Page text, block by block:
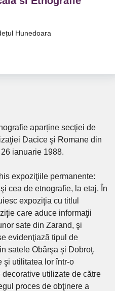
Hunedoara
aparține secţiei de
Dacice şi Romane din
ianuarie 1988.
expoziţiile permanente:
cea de etnografie, la etaj. În
expoziţia cu titlul
care aduce informaţii
sate din Zarand, şi
evidenţiază tipul de
satele Obârşa şi Dobroţ,
şi utilitatea lor într-o
utilizate de către
proces de obţinere a